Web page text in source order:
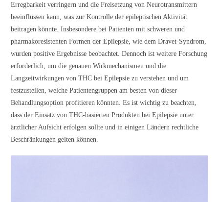
Erregbarkeit verringern und die Freisetzung von Neurotransmittern
beeinflussen kann, was zur Kontrolle der epileptischen Aktivität
beitragen könnte. Insbesondere bei Patienten mit schweren und
pharmakoresistenten Formen der Epilepsie, wie dem Dravet-Syndrom,
wurden positive Ergebnisse beobachtet. Dennoch ist weitere Forschung
erforderlich, um die genauen Wirkmechanismen und die
Langzeitwirkungen von THC bei Epilepsie zu verstehen und um
festzustellen, welche Patientengruppen am besten von dieser
Behandlungsoption profitieren könnten. Es ist wichtig zu beachten,
dass der Einsatz von THC-basierten Produkten bei Epilepsie unter
ärztlicher Aufsicht erfolgen sollte und in einigen Ländern rechtliche
Beschränkungen gelten können.